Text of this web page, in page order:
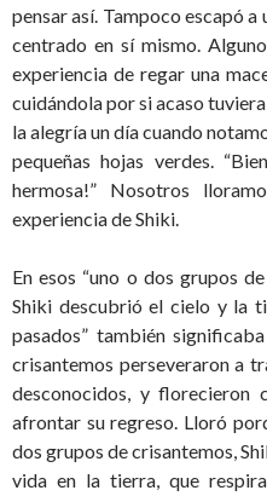
pensar así. Tampoco escapó
centrado en sí mismo.
experiencia de regar una
cuidándola por si acaso
la alegría un día cuando
pequeñas hojas verdes.
hermosa!” Nosotros
experiencia de Shiki.
En esos “uno o dos grupos
Shiki descubrió el cielo y la
pasados” también
crisantemos perseveraron a
desconocidos, y florecieron
afrontar su regreso. Lloró
dos grupos de crisantemos,
vida en la tierra, que